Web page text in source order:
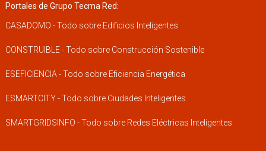
Portales de Grupo Tecma Red:
CASADOMO - Todo sobre Edificios Inteligentes
CONSTRUIBLE - Todo sobre Construcción Sostenible
ESEFICIENCIA - Todo sobre Eficiencia Energética
ESMARTCITY - Todo sobre Ciudades Inteligentes
SMARTGRIDSINFO - Todo sobre Redes Eléctricas Inteligentes